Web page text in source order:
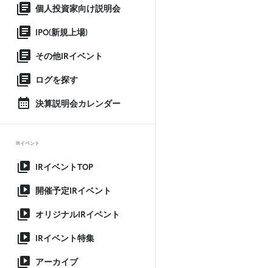
個人投資家向け説明会
IPO(新規上場)
その他IRイベント
ログを探す
決算説明会カレンダー
IRイベント
IRイベントTOP
開催予定IRイベント
オリジナルIRイベント
IRイベント特集
アーカイブ